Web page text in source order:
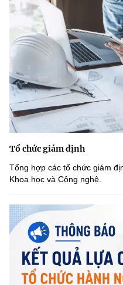
Tổ chức giám định
Tổng hợp các tổ chức giám
Khoa học và Công nghệ.